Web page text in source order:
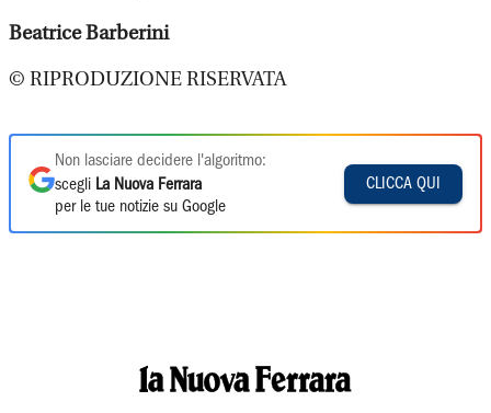
Beatrice Barberini
© RIPRODUZIONE RISERVATA
Non lasciare decidere l'algoritmo:
scegli La Nuova Ferrara
per le tue notizie su Google
CLICCA QUI